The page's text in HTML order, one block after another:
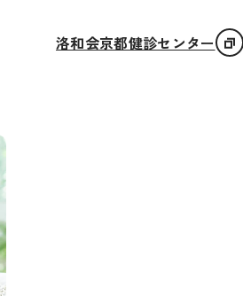
洛和会京都健診センター